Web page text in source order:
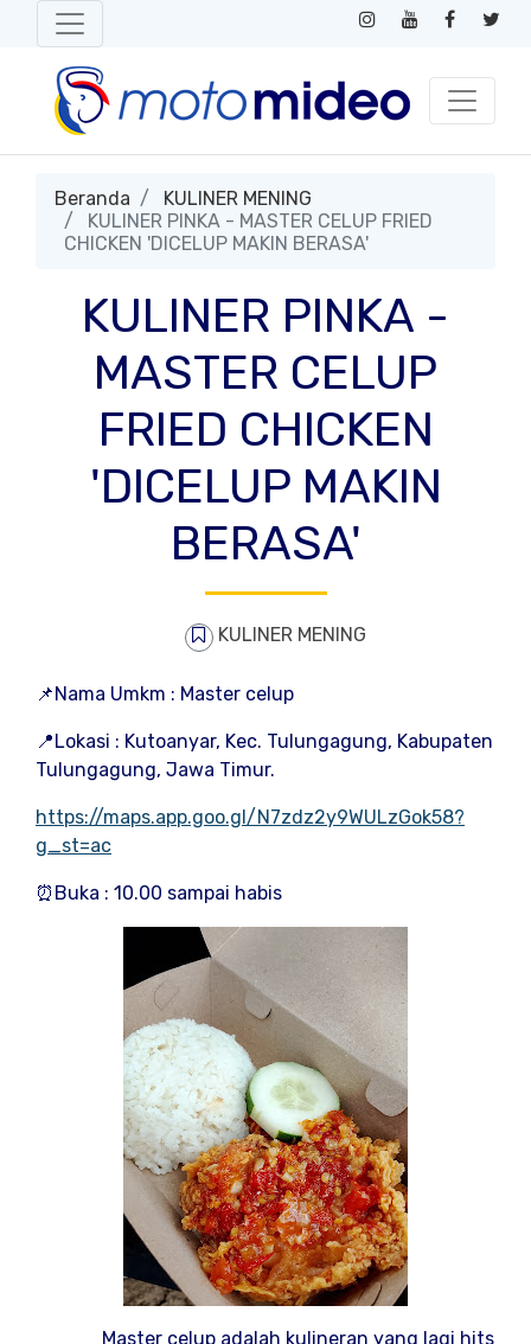
Beranda
KULINER MENING
KULINER PINKA - MASTER CELUP FRIED
CHICKEN 'DICELUP MAKIN BERASA'
KULINER PINKA -
MASTER CELUP
FRIED CHICKEN
'DICELUP MAKIN
BERASA'
KULINER MENING
📌Nama Umkm : Master celup
📍Lokasi : Kutoanyar, Kec. Tulungagung, Kabupaten
Tulungagung, Jawa Timur.
https://maps.app.goo.gl/N7zdz2y9WULzGok58?
g_st=ac
⏰Buka : 10.00 sampai habis
Master celup adalah kulineran yang lagi hits